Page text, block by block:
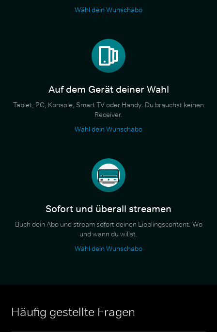
Wähl dein Wunschabo
Auf dem Gerät deiner Wahl
Tablet, PC, Konsole, Smart TV oder Handy. Du brauchst keinen
Receiver.
Wähl dein Wunschabo
Sofort und überall streamen
Buch dein Abo und stream sofort deinen Lieblingscontent. Wo
und wann du willst.
Wähl dein Wunschabo
Häufig gestellte Fragen